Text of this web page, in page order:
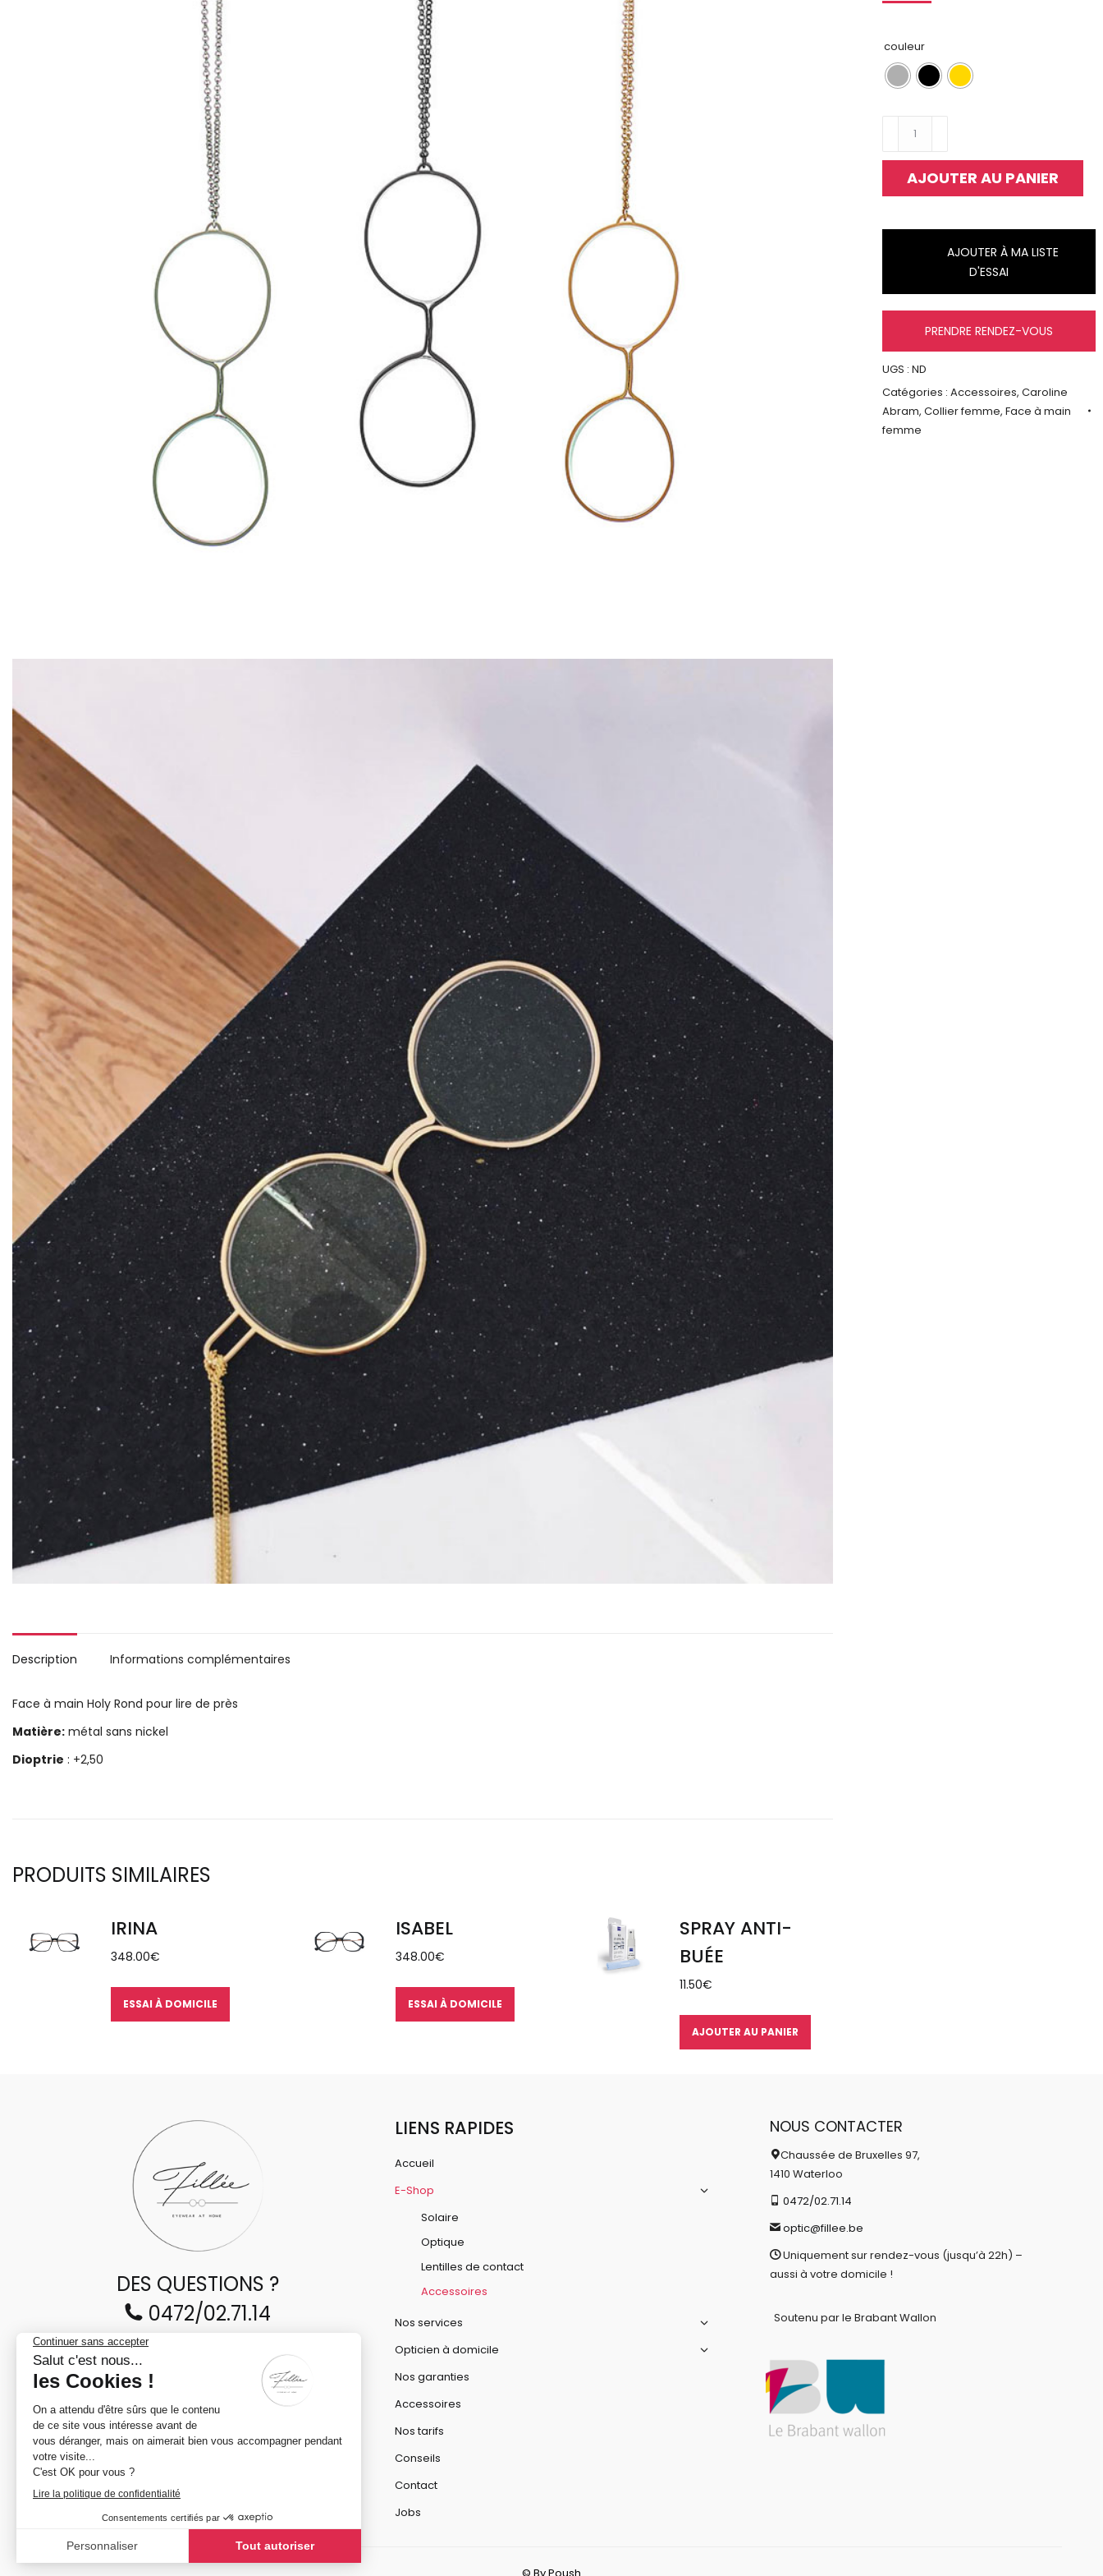
couleur
Face
AJOUTER AU PANIER
AJOUTER À MA LISTE
D'ESSAI
Catégories : Accessoires, Caroline
Abram, Collier femme, Face à main
femme
UGS : ND
PRENDRE RENDEZ-VOUS
Description Informations complémentaires
Face à main Holy Rond pour lire de près
Matière: métal sans nickel
Dioptrie : +2,50
PRODUITS SIMILAIRES
IRINA
348.00€
ESSAI À DOMICILE
ISABEL
348.00€
ESSAI À DOMICILE
SPRAY ANTI-
BUÉE
11.50€
AJOUTER AU PANIER
DES QUESTIONS ?
0472/02.71.14
LIENS RAPIDES
Accueil
E-Shop
Solaire
Optique
Lentilles de contact
Accessoires
Nos services
Opticien à domicile
Nos garanties
Accessoires
Nos tarifs
Conseils
Contact
Jobs
NOUS CONTACTER
Chaussée de Bruxelles 97,
1410 Waterloo
0472/02.71.14
optic@fillee.be
Uniquement sur rendez-vous (jusqu’à 22h) –
aussi à votre domicile !
Soutenu par le Brabant Wallon